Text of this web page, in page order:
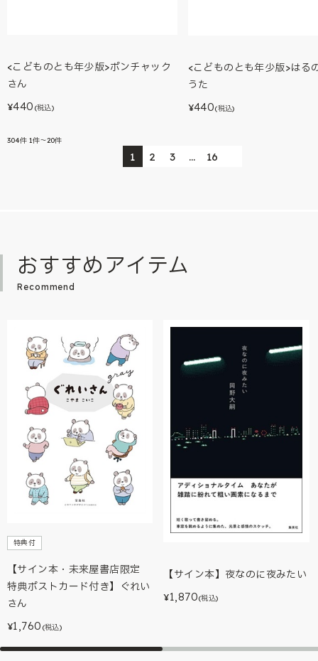
<こどものとも年少版>ポンチャック
さん
¥440 (税込)
<こどものとも年少版>はる
うた
¥440(税込)
304件 1件～20件
1 2 3 … 16
おすすめアイテム
Recommend
特典付
【サイン本・未来屋書店限定
特典ポストカード付き】ぐれい
さん
¥1,760 (税込)
【サイン本】夜なのに夜みたい
¥1,870(税込)